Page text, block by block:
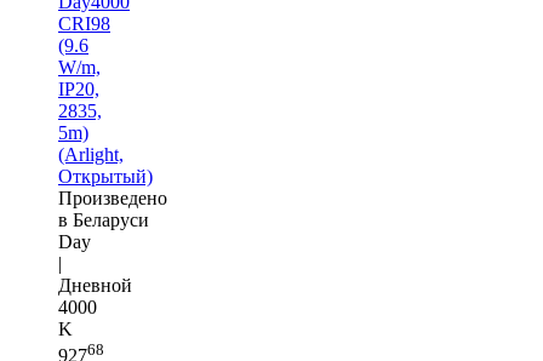
CRI98
(9.6
W/m,
IP20,
2835,
5m)
(Arlight,
Открытый)
Произведено
в Беларуси
Day
|
Дневной
4000
K
92768